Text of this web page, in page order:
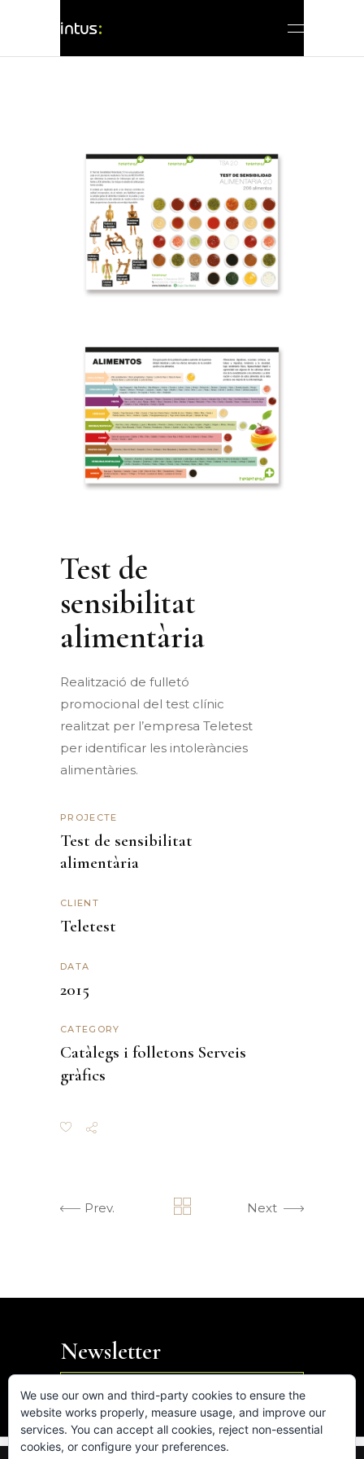
Test de
sensibilitat
alimentària
Realització de fulletó
promocional del test clínic
realitzat per l’empresa Teletest
per identificar les intoleràncies
alimentàries.
PROJECTE
Test de sensibilitat
alimentària
CLIENT
Teletest
DATA
2015
CATEGORY
Catàlegs i folletons Serveis
gràfics
Prev. Next
Newsletter

We use our own and third-party cookies to ensure the
website works properly, measure usage, and improve our
services. You can accept all cookies, reject non-essential
cookies, or configure your preferences.